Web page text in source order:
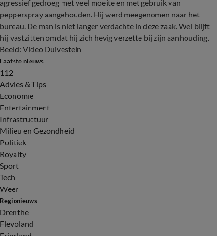
agressief gedroeg met veel moeite en met gebruik van
pepperspray aangehouden. Hij werd meegenomen naar het
bureau. De man is niet langer verdachte in deze zaak. Wel blijft
hij vastzitten omdat hij zich hevig verzette bij zijn aanhouding.
Beeld: Video Duivestein
Laatste nieuws
112
Advies & Tips
Economie
Entertainment
Infrastructuur
Milieu en Gezondheid
Politiek
Royalty
Sport
Tech
Weer
Regionieuws
Drenthe
Flevoland